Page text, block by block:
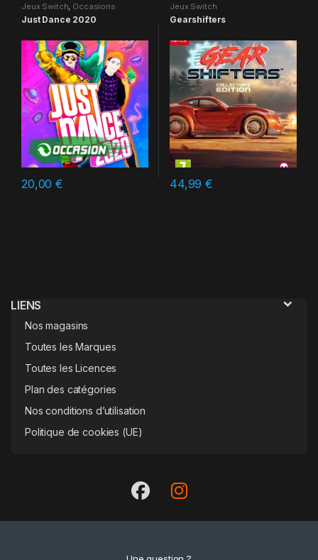
Jeux Switch, Occasions
Just Dance 2020
20,00€
Jeux Switch
Gearshifters
44,99€
LIENS
Nos magasins
Toutes les Marques
Toutes les Licences
Plan des catégories
Nos conditions d’utilisation
Politique de cookies (UE)